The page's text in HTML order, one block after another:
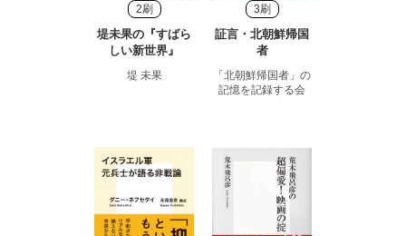
2刷
堤未果の『すばら
しい新世界』
堤 未果
3刷
証言・北朝鮮帰国
者
「北朝鮮帰国者」の
記憶を記録する会